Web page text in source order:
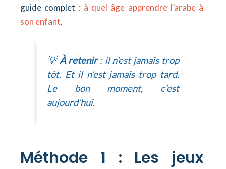
guide complet : à quel âge apprendre l’arabe à
son enfant.
💡À retenir: il n’est jamais trop
tôt. Et il n’est jamais trop tard.
Le bon moment, c’est
aujourd’hui.
Méthode 1 : Les jeux